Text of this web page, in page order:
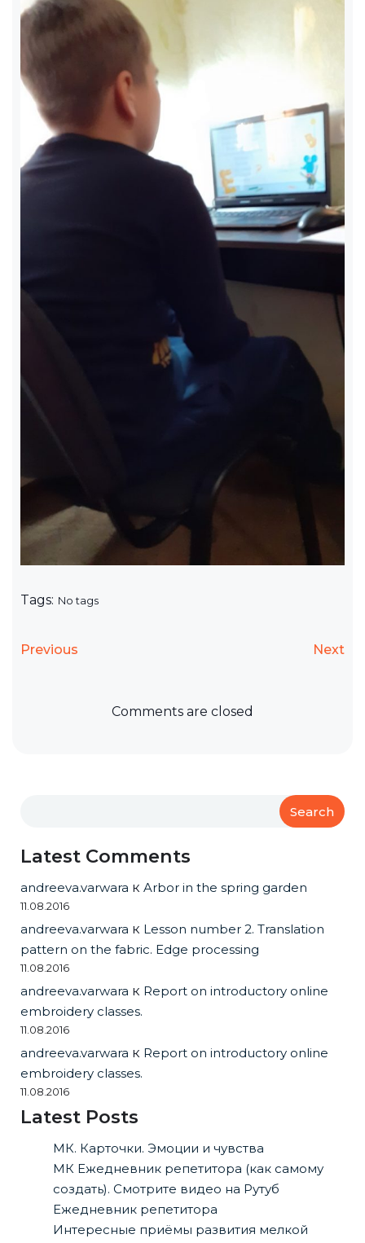
Tags: No tags
Previous Next
Comments are closed
Search
Latest Comments
andreeva.varwara к Arbor in the spring garden
11.08.2016
andreeva.varwara к Lesson number 2. Translation
pattern on the fabric. Edge processing
11.08.2016
andreeva.varwara к Report on introductory online
embroidery classes.
11.08.2016
andreeva.varwara к Report on introductory online
embroidery classes.
11.08.2016
Latest Posts
МК. Карточки. Эмоции и чувства
МК Ежедневник репетитора (как самому
создать). Смотрите видео на Рутуб
Ежедневник репетитора
Интересные приёмы развития мелкой